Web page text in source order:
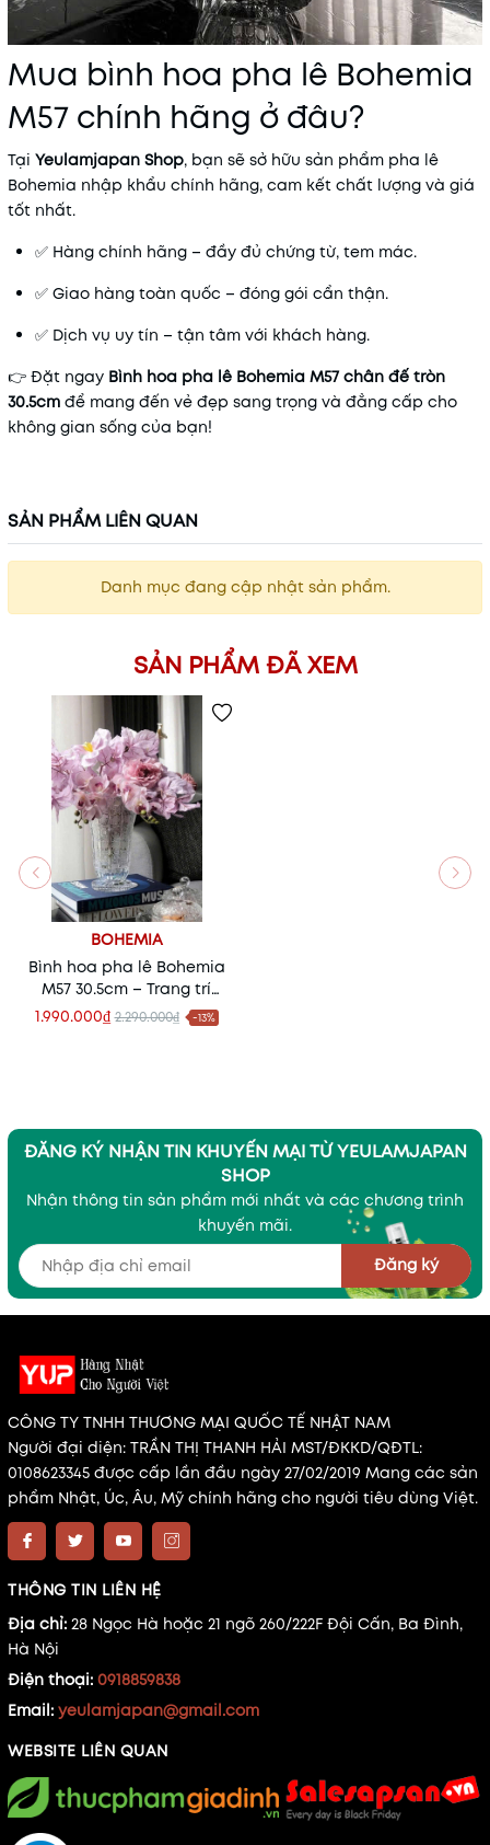
Mua bình hoa pha lê Bohemia
M57 chính hãng ở đâu?
Tại Yeulamjapan Shop, bạn sẽ sở hữu sản phẩm pha lê
Bohemia nhập khẩu chính hãng, cam kết chất lượng và giá
tốt nhất.
✅ Hàng chính hãng – đầy đủ chứng từ, tem mác.
✅ Giao hàng toàn quốc – đóng gói cẩn thận.
✅ Dịch vụ uy tín – tận tâm với khách hàng.
👉 Đặt ngay Bình hoa pha lê Bohemia M57 chân đế tròn
30.5cm để mang đến vẻ đẹp sang trọng và đẳng cấp cho
không gian sống của bạn!
SẢN PHẨM LIÊN QUAN
Danh mục đang cập nhật sản phẩm.
SẢN PHẨM ĐÃ XEM
BOHEMIA
Bình hoa pha lê Bohemia
M57 30.5cm – Trang trí
sang trọng, quà tặng cao
1.990.000₫ 2.290.000₫ -13%
ĐĂNG KÝ NHẬN TIN KHUYẾN MẠI TỪ YEULAMJAPAN
SHOP
Nhận thông tin sản phẩm mới nhất và các chương trình
khuyến mãi.
Đăng ký
CÔNG TY TNHH THƯƠNG MẠI QUỐC TẾ NHẬT NAM
Người đại diện: TRẦN THỊ THANH HẢI MST/ĐKKD/QĐTL:
0108623345 được cấp lần đầu ngày 27/02/2019 Mang các sản
phẩm Nhật, Úc, Âu, Mỹ chính hãng cho người tiêu dùng Việt.
THÔNG TIN LIÊN HỆ
Địa chỉ: 28 Ngọc Hà hoặc 21 ngõ 260/222F Đội Cấn, Ba Đình,
Hà Nội
Điện thoại: 0918859838
Email: yeulamjapan@gmail.com
WEBSITE LIÊN QUAN